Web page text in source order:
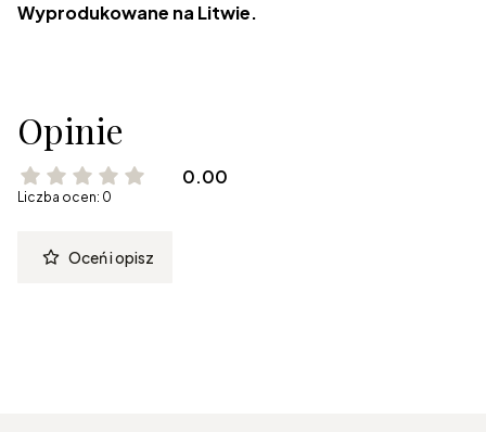
Wyprodukowane na Litwie.
Opinie
0.00
Liczba ocen: 0
Oceń i opisz